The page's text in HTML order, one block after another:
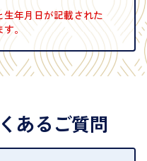
年月日が記載された
す。
あるご質問